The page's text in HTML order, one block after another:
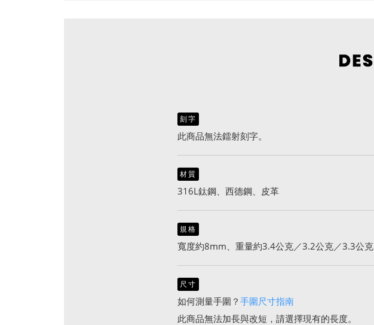
刻字
此商品無法鐳射刻字。
材質
316L鈦鋼、西德鋼、皮革
規格
寬度約8mm、重量約3.4公克／3.2公克／3.3公克
尺寸
如何測量手圍？ 手圍尺寸指南
此商品無法加長與改短，請選擇現有的長度。